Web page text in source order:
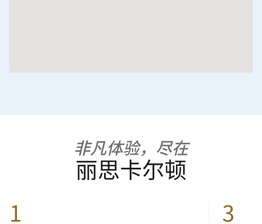
非凡体验，尽在
丽思卡尔顿
1
3